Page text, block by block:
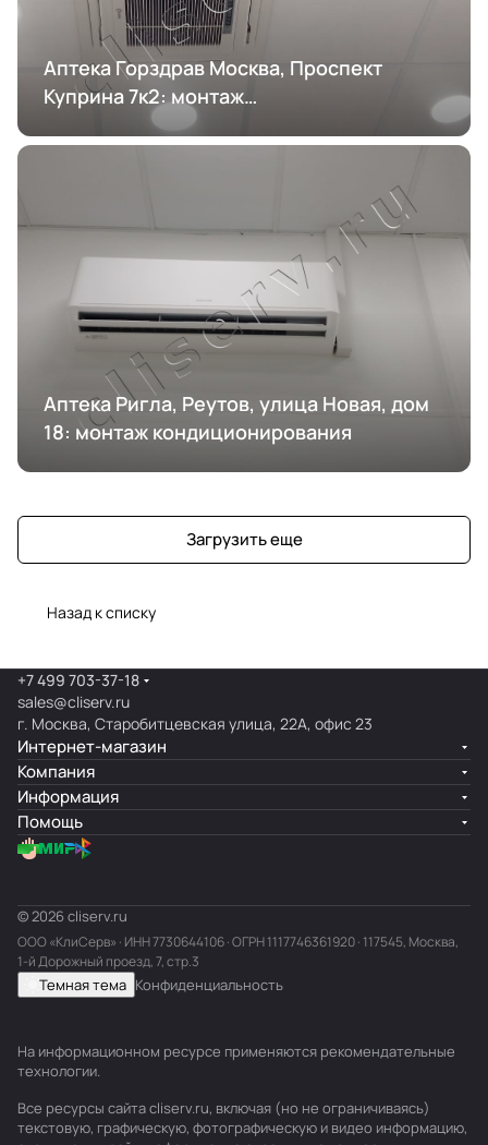
Аптека Горздрав Москва, Проспект
Куприна 7к2: монтаж
кондиционирования
Аптека Ригла, Реутов, улица Новая, дом
18: монтаж кондиционирования
Загрузить еще
Назад к списку
+7 499 703-37-18
sales@cliserv.ru
г. Москва, Старобитцевская улица, 22А, офис 23
Интернет-магазин
Компания
Информация
Помощь
© 2026 cliserv.ru
ООО «КлиСерв» · ИНН7730644106· ОГРН 1117746361920 · 117545, Москва,
1-й Дорожный проезд, 7, стр.3
Темная тема Конфиденциальность
На информационном ресурсе применяются рекомендательные
технологии.
Все ресурсы сайта cliserv.ru, включая (но не ограничиваясь)
текстовую, графическую, фотографическую и видео информацию,